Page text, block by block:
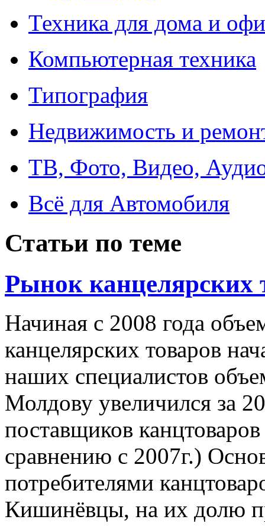
Техника для дома и
Компьютерная техника
Типография
Недвижимость и
ТВ, Фото, Видео,
Всё для Автомобиля
Статьи по теме
Рынок канцелярских
Начиная с 2008 года
канцелярских товаров
наших специалистов
Молдову увеличился за
поставщиков
сравнению с 2007г.)
потребителями
Кишинёвцы, на их долю